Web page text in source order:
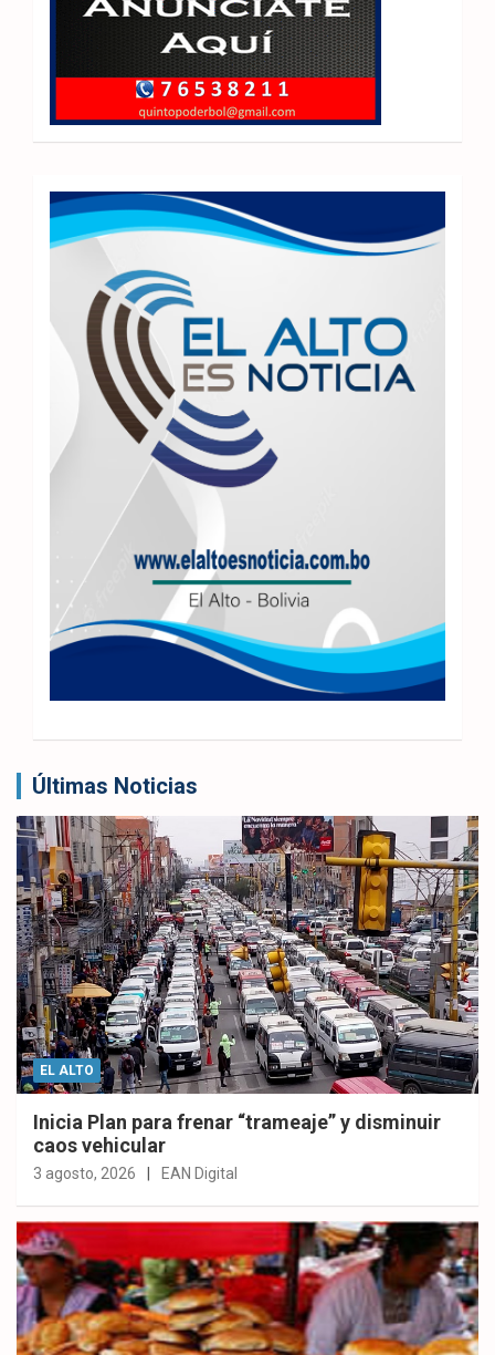
Últimas Noticias
EL ALTO
Inicia Plan para frenar “trameaje” y disminuir
caos vehicular
3 agosto, 2026 EAN Digital